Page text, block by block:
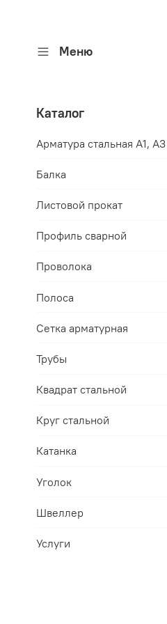
Меню
Каталог
Арматура стальная A1, A3
Балка
Листовой прокат
Профиль сварной
Проволока
Полоса
Сетка арматурная
Трубы
Квадрат стальной
Круг стальной
Катанка
Уголок
Швеллер
Услуги